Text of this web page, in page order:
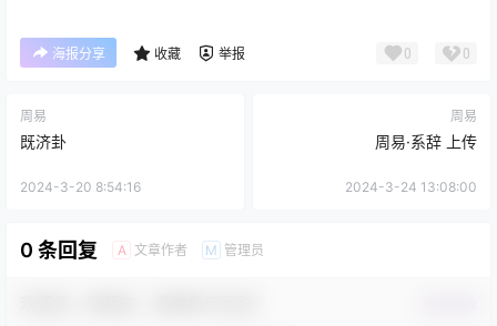
海报分享 收藏 举报 0 0
周易
既济卦
2024-3-20 8:54:16
周易
周易·系辞 上传
2024-3-24 13:08:00
0 条回复 A 文章作者 M 管理员